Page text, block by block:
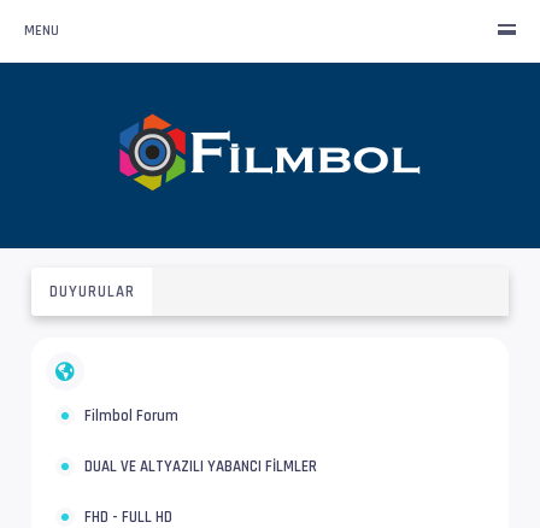
MENU
DUYURULAR
Filmbol Forum
DUAL VE ALTYAZILI YABANCI FİLMLER
FHD - FULL HD